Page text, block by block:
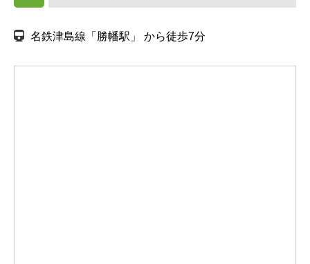
名鉄津島線「勝幡駅」 から徒歩7分